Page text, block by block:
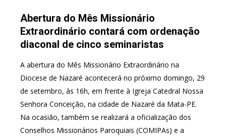
Abertura do Mês Missionário
Extraordinário contará com ordenação
diaconal de cinco seminaristas
A abertura do Mês Missionário Extraordinário na
Diocese de Nazaré acontecerá no próximo domingo, 29
de setembro, às 16h, em frente à Igreja Catedral Nossa
Senhora Conceição, na cidade de Nazaré da Mata-PE.
Na ocasião, também se realizará a oficialização dos
Conselhos Missionários Paroquiais (COMIPAs) e a